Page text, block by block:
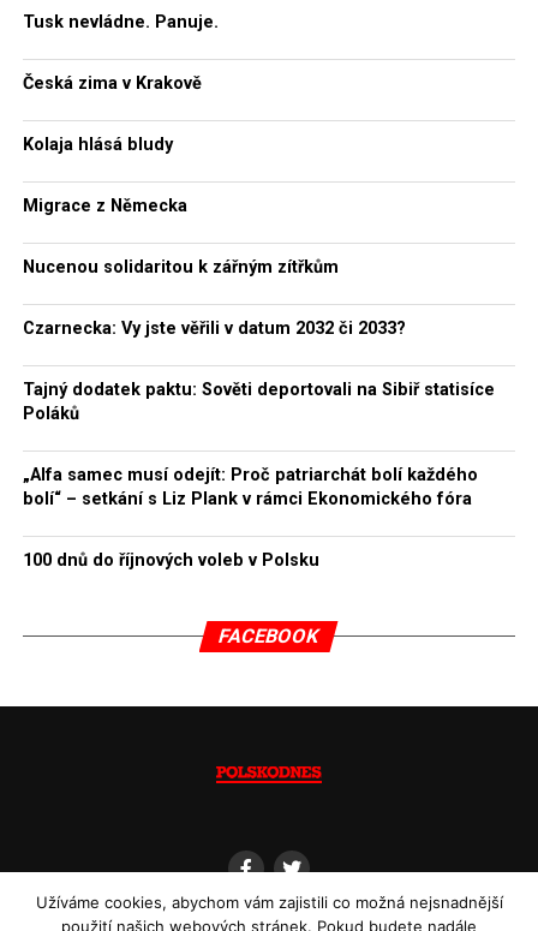
Tusk nevládne. Panuje.
Česká zima v Krakově
Kolaja hlásá bludy
Migrace z Německa
Nucenou solidaritou k zářným zítřkům
Czarnecka: Vy jste věřili v datum 2032 či 2033?
Tajný dodatek paktu: Sověti deportovali na Sibiř statisíce
Poláků
„Alfa samec musí odejít: Proč patriarchát bolí každého
bolí“ – setkání s Liz Plank v rámci Ekonomického fóra
100 dnů do říjnových voleb v Polsku
FACEBOOK
Užíváme cookies, abychom vám zajistili co možná nejsnadnější
použití našich webových stránek. Pokud budete nadále